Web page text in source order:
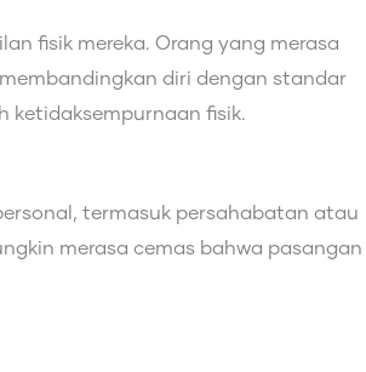
fisik mereka. Orang yang merasa
diri dengan standar
ketidaksempurnaan fisik.
termasuk persahabatan atau
merasa cemas bahwa pasangan